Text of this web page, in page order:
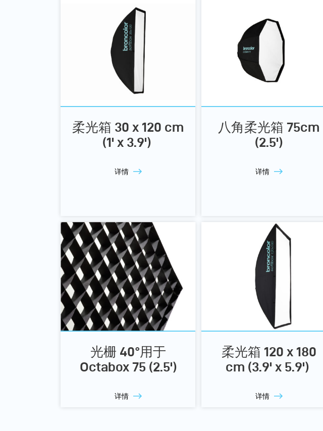
柔光箱 30 x 120 cm
(1' x 3.9')
详情
八角柔光箱 75cm
(2.5')
详情
光栅 40°用于
Octabox 75 (2.5')
详情
柔光箱 120 x 180
cm (3.9' x 5.9')
详情